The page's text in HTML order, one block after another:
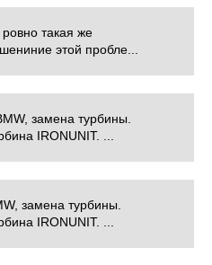
такая же
этой пробле...
замена турбины.
IRONUNIT. ...
замена турбины.
IRONUNIT. ...